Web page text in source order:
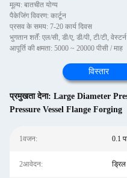
मूल्य: बातचीत योग्य
पैकेजिंग विवरण: कार्टून
प्रसव के समय: 7-20 कार्य दिवस
भुगतान शर्तें: एल/सी, डी/ए, डी/पी, टी/टी,
आपूर्ति की क्षमता: 5000 ~ 20000 पीसी / माह
विस्तार
प्रमुखता देना: Large Diameter
Pressure Vessel Flange Forging
1वजन: 0.1
2आवेदन: